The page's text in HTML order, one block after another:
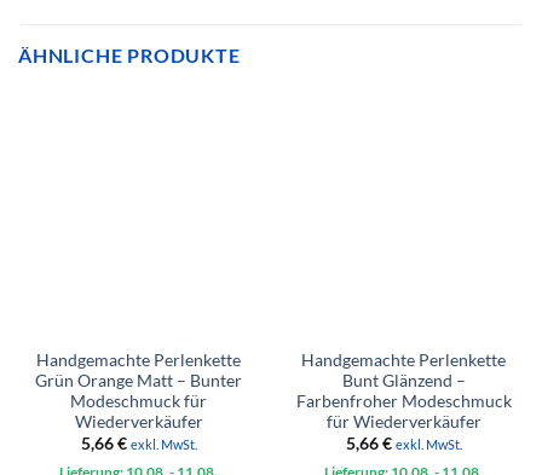
ÄHNLICHE PRODUKTE
Handgemachte Perlenkette
Grün Orange Matt – Bunter
Modeschmuck für
Wiederverkäufer
5,66€ exkl. MwSt.
Lieferung: 10.08. - 11.08.
Handgemachte Perlenkette
Bunt Glänzend –
Farbenfroher Modeschmuck
für Wiederverkäufer
5,66€ exkl. MwSt.
Lieferung: 10.08. - 11.08.